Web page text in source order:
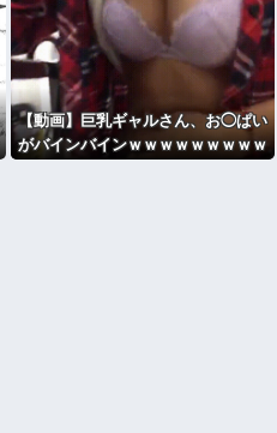
【動画】巨乳ギャルさん、お◯ぱい
がバインバインｗｗｗｗｗｗｗｗｗ